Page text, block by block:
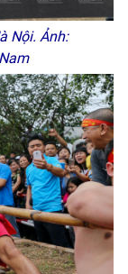
Nội. Ảnh: